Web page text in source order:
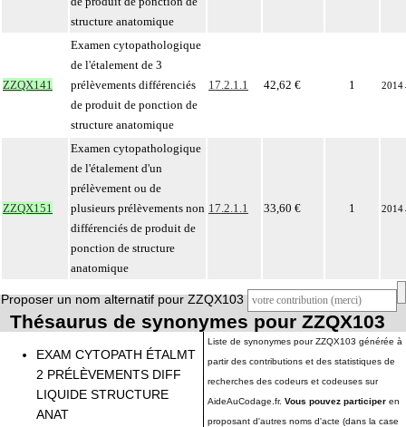
structure anatomique
ZZQX141
Examen cytopathologique
de l'étalement de 3
prélèvements différenciés
de produit de ponction de
structure anatomique
17.2.1.1 42,62 € 1 2014
ZZQX151
Examen cytopathologique
de l'étalement d'un
prélèvement ou de
plusieurs prélèvements non
différenciés de produit de
ponction de structure
anatomique
17.2.1.1 33,60 € 1 2014
Proposer un nom alternatif pour ZZQX103
Thésaurus de synonymes pour ZZQX103
EXAM CYTOPATH ÉTALMT
2 PRÉLÈVEMENTS DIFF
LIQUIDE STRUCTURE
ANAT
Liste de synonymes pour ZZQX103 générée à
partir des contributions et des statistiques de
recherches des codeurs et codeuses sur
AideAuCodage.fr. Vous pouvez participer en
proposant d'autres noms d'acte (dans la case